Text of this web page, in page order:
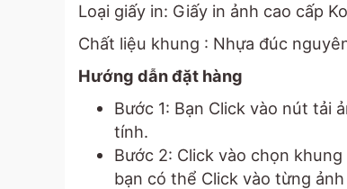
Loại giấy in: Giấy in ảnh cao cấp
Chất liệu khung : Nhựa đúc
Hướng dẫn đặt hàng
Bước 1: Bạn Click vào nút tải
tính.
Bước 2: Click vào chọn
bạn có thể Click vào từng